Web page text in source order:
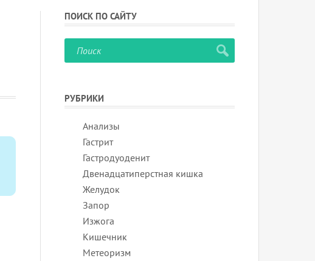
ПОИСК ПО САЙТУ
РУБРИКИ
Анализы
Гастрит
Гастродуоденит
Двенадцатиперстная кишка
Желудок
Запор
Изжога
Кишечник
Метеоризм